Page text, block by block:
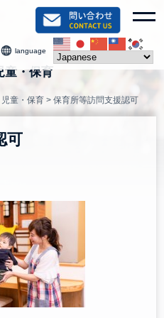
language
童・保育
童・保育 >保育所等訪問支援認可
可